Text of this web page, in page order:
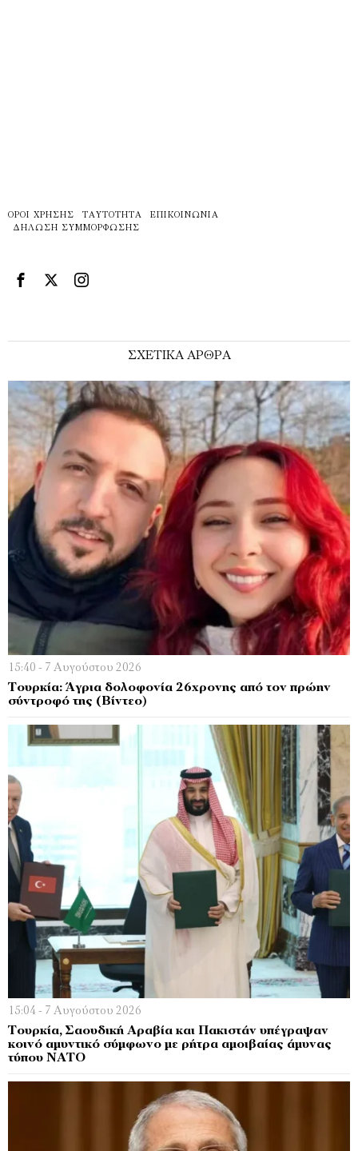
ΌΡΟΙ ΧΡΉΣΗΣ ΤΑΥΤΌΤΗΤΑ
ΕΠΙΚΟΙΝΩΝΊΑ
ΔΉΛΩΣΗ ΣΥΜΜΌΡΦΩΣΗΣ
ΣΧΕΤΙΚΑ ΑΡΘΡΑ
15:40 - 7 Αυγούστου 2026
Τουρκία: Άγρια δολοφονία 26χρονης από τον πρώην
σύντροφό της (Βίντεο)
15:04 - 7 Αυγούστου 2026
Τουρκία, Σαουδική Αραβία και Πακιστάν υπέγραψαν
κοινό αμυντικό σύμφωνο με ρήτρα αμοιβαίας άμυνας
τύπου ΝΑΤΟ